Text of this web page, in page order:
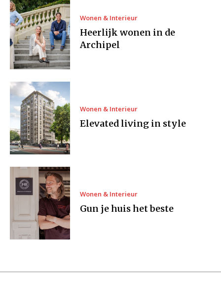
Wonen & Interieur
Heerlijk wonen in de
Archipel
Wonen & Interieur
Elevated living in style
Wonen & Interieur
Gun je huis het beste